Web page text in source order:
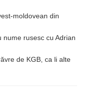
moldovean din
nume rusesc cu Adrian
de KGB, ca li alte